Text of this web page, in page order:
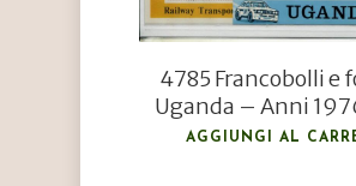
4785 Francobolli e
Uganda – Anni
AGGIUNGI AL